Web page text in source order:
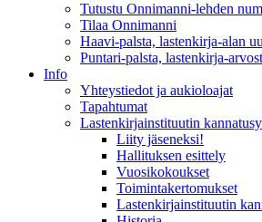
Tutustu Onnimanni-lehden
Tilaa Onnimanni
Haavi-palsta, lastenkirja-alan
Puntari-palsta, lastenkirja-
Info
Yhteystiedot ja aukioloajat
Tapahtumat
Lastenkirjainstituutin
Liity jäseneksi!
Hallituksen esittely
Vuosikokoukset
Toimintakertomukset
Lastenkirjainstituutin